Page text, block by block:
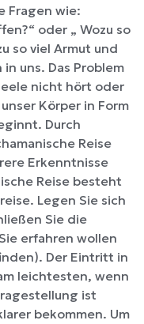
Fragen wie:
oder „ Wozu so
so viel Armut und
uns. Das Problem
nicht hört oder
Körper in Form
Durch
Reise
Erkenntnisse
Reise besteht
Legen Sie sich
Sie die
erfahren wollen
Der Eintritt in
leichtesten, wenn
ist
bekommen. Um